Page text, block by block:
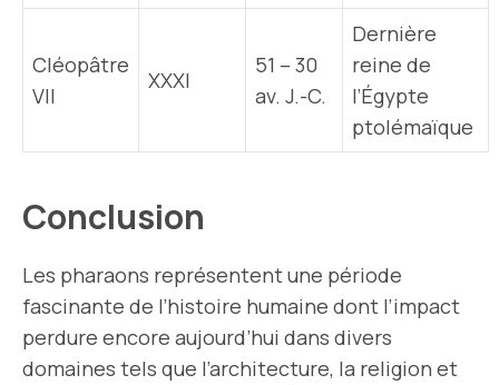
Cléopâtre
VII
XXXI
51 – 30
av. J.-C.
Dernière
reine de
l’Égypte
ptolémaïque
Conclusion
Les pharaons représentent une période
fascinante de l’histoire humaine dont l’impact
perdure encore aujourd’hui dans divers
domaines tels que l’architecture, la religion et